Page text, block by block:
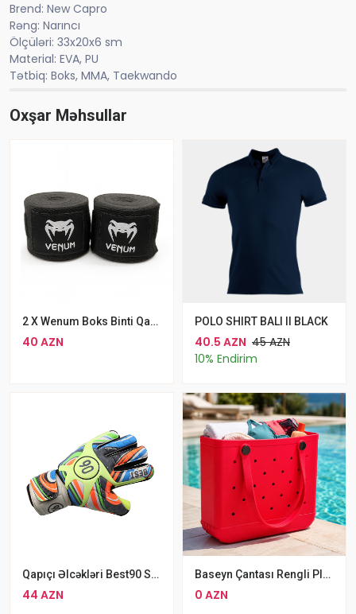
Brend: New Capro
Rəng: Narıncı
Ölçüləri: 33x20x6 sm
Material: EVA, PU
Tətbiq: Boks, MMA, Taekwando
Oxşar Məhsullar
2 X Wenum Boks Binti Qara Boks Sarğıları
40 AZN
POLO SHIRT BALI II BLACK
40.5 AZN 45 AZN
10% Endirim
Qapıçı Əlcəkləri Best90 Standart Ölçü, Yaşıl
44 AZN
Baseyn Çantası Rengli Plaj Çantası
0 AZN